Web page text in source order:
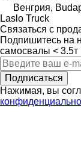
Венгрия,
Laslo Truck
Связаться с
Подпишитесь на
самосвалы < 3.5т
Подписаться
Нажимая, вы